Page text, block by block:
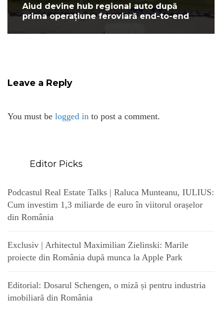
Aiud devine hub regional auto după
prima operațiune feroviară end-to-end
Leave a Reply
You must be logged in to post a comment.
Editor Picks
Podcastul Real Estate Talks | Raluca Munteanu, IULIUS:
Cum investim 1,3 miliarde de euro în viitorul orașelor
din România
Exclusiv | Arhitectul Maximilian Zielinski: Marile
proiecte din România după munca la Apple Park
Editorial: Dosarul Schengen, o miză și pentru industria
imobiliară din România